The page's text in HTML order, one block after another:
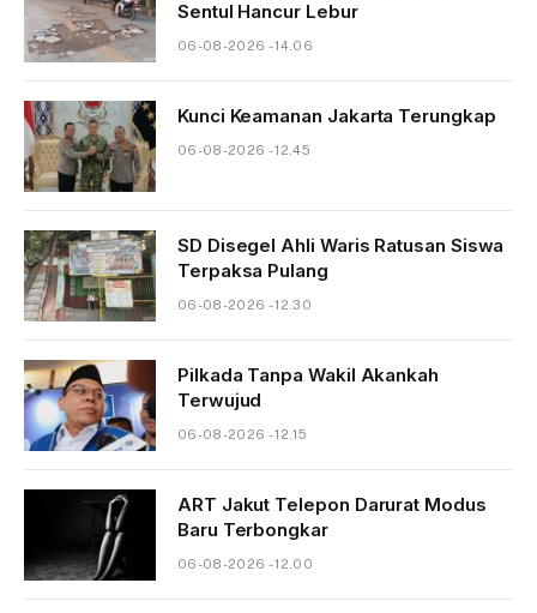
Sentul Hancur Lebur
06-08-2026 - 14.06
Kunci Keamanan Jakarta Terungkap
06-08-2026 - 12.45
SD Disegel Ahli Waris Ratusan Siswa
Terpaksa Pulang
06-08-2026 - 12.30
Pilkada Tanpa Wakil Akankah
Terwujud
06-08-2026 - 12.15
ART Jakut Telepon Darurat Modus
Baru Terbongkar
06-08-2026 - 12.00